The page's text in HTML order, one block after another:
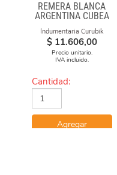
REMERA BLANCA
ARGENTINA CUBEA
Indumentaria Curubik
$ 11.606,00
Precio unitario.
IVA incluido.
Cantidad:
Agregar